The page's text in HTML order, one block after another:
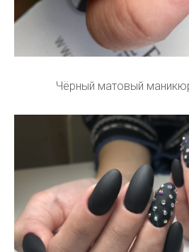
Чёрный матовый